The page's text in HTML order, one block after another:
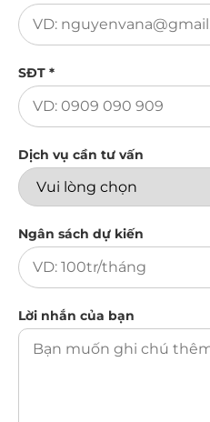
SĐT *
Dịch vụ cần tư vấn
Ngân sách dự kiến
Lời nhắn của bạn